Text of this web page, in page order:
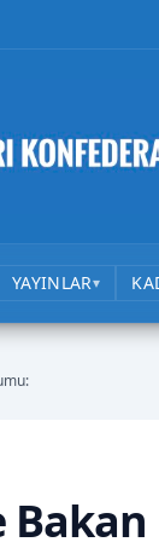
YAYINLAR▾
Bakan